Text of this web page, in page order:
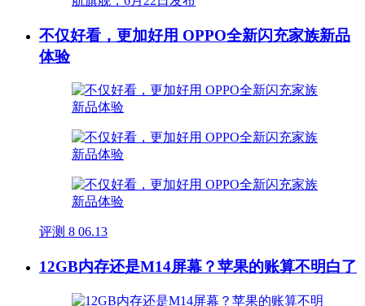
不仅好看，更加好用 OPPO全新闪充家族新品
体验
评测 8 06.13
12GB内存还是M14屏幕？苹果的账算不明白了